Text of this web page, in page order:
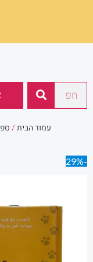
חיפוש
עמוד הבית/
-29%